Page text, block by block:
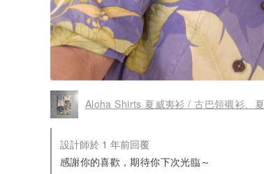
Aloha Shirts 夏威夷衫 / 古巴領襯衫、
設計師於 1 年前回覆
感謝你的喜歡，期待你下次光臨～